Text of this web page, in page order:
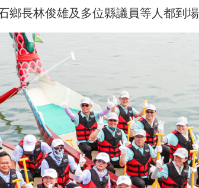
鄉長林俊雄及多位縣議員等人都到場